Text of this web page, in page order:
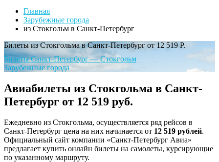
Главная
Зарубежные города
из Стокгольм в Санкт-Петербург
Билеты из Стокгольма в Санкт-Петербург от 12 519 Р.
Билеты Санкт-Петербург — Стокгольм
Зарубежные города
Авиабилеты из Стокгольма в Санкт-
Петербург от 12 519 руб.
Ежедневно из Стокгольма, осуществляется ряд рейсов в
Санкт-Петербург цена на них начинается от 12 519 рублей.
Официальный сайт компании «Санкт-Петербург Авиа»
предлагает купить онлайн билеты на самолеты, курсирующие
по указанному маршруту.